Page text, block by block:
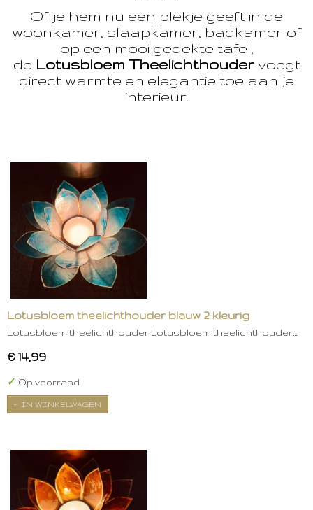
Of je hem nu een plekje geeft in de
woonkamer, slaapkamer, badkamer of
op een mooi gedekte tafel,
de Lotusbloem Theelichthoudervoegt
direct warmte en elegantie toe aan je
interieur.
Lotusbloem theelichthouder blauw 2 kleurig
Lotusbloem theelichthouder Lotusbloem theelichthouder…
€ 14,99
✓ Op voorraad
IN WINKELWAGEN